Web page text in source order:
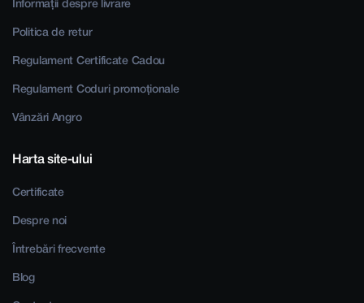
Informații despre livrare
Politica de retur
Regulament Certificate Cadou
Regulament Coduri promoționale
Vânzări Angro
Harta site-ului
Certificate
Despre noi
Întrebări frecvente
Blog